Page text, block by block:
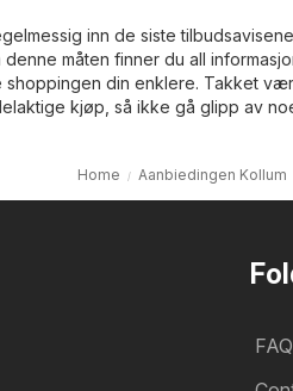
inn de siste
måten finner du all
din enklere. Takket
kjøp, så ikke gå glipp av
Home Aanbiedingen Kollum
FAQ